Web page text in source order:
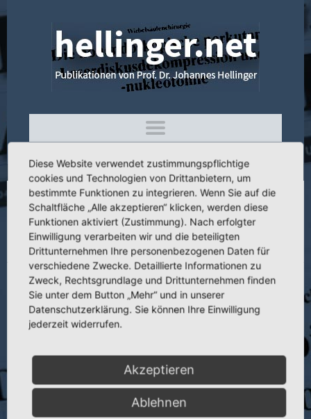
3.090 Besonderheiten der
Totalendoprothesenversorgung bei
Dysplasiekoxarthrosen
Titel:Besonderheiten der Totalendoprothesenversorgung bei
Dysplasiekoxarthrosen
J. Hellinger und V. Dürrschmidt
Diese Website verwendet zustimmungspflichtige
cookies und Technologien von Drittanbietern, um
bestimmte Funktionen zu integrieren. Wenn Sie auf die
Schaltfläche „Alle akzeptieren“ klicken, werden diese
Funktionen aktiviert (Zustimmung). Nach erfolgter
Einwilligung verarbeiten wir und die beteiligten
Drittunternehmen Ihre personenbezogenen Daten für
verschiedene Zwecke. Detaillierte Informationen zu
Zweck, Rechtsgrundlage und Drittunternehmen finden
Sie unter dem Button „Mehr“ und in unserer
Datenschutzerklärung. Sie können Ihre Einwilligung
jederzeit widerrufen.
Akzeptieren
Ablehnen